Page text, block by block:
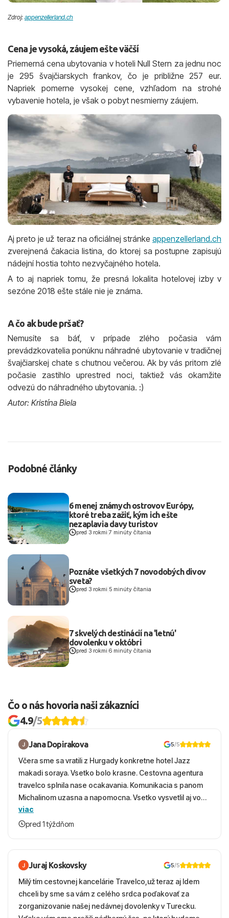
Zdroj: appenzellerland.ch
Cena je vysoká, záujem ešte väčší
Priemerná cena ubytovania v hoteli Null Stern za jednu noc
je 295 švajčiarskych frankov, čo je približne 257 eur.
Napriek pomerne vysokej cene, vzhľadom na strohé
vybavenie hotela, je však o pobyt nesmierny záujem.
Aj preto je už teraz na oficiálnej stránke appenzellerland.ch
zverejnená čakacia listina, do ktorej sa postupne zapisujú
nádejní hostia tohto nezvyčajného hotela.
A to aj napriek tomu, že presná lokalita hotelovej izby v
sezóne 2018 ešte stále nie je známa.
A čo ak bude pršať?
Nemusíte sa báť, v prípade zlého počasia vám
prevádzkovatelia ponúknu náhradné ubytovanie v tradičnej
švajčiarskej chate s chutnou večerou. Ak by vás pritom zlé
počasie zastihlo uprestred noci, taktiež vás okamžite
odvezú do náhradného ubytovania. :)
Autor: Kristína Biela
Podobné články
6 menej známych ostrovov Európy,
ktoré treba zažiť, kým ich ešte
nezaplavia davy turistov
pred 3 rokmi |7 minúty čítania
Poznáte všetkých 7 novodobých divov
sveta?
pred 3 rokmi 5 minúty čítania
7 skvelých destinácií na 'letnú'
dovolenku v októbri
pred 3 rokmi 6 minúty čítania
Čo o nás hovoria naši zákazníci
4.9/5
Jana Dopirakova 5/5
Včera sme sa vratili z Hurgady konkretne hotel Jazz
makadi soraya. Vsetko bolo krasne. Cestovna agentura
travelco splnila nase ocakavania. Komunikacia s panom
Michalinom uzasna a napomocna. Vsetko vysvetlil aj vo
vecernych hodinach zaco sa ospravedlnujem. Hotel
krasny, cisty. Sluzby top. Strava, prostredie, more,
viac
pred 1 týždňom
Juraj Koskovsky 5/5
Milý tím cestovnej kancelárie Travelco,už teraz aj Idem
chceli by sme sa vám z celého srdca poďakovať za
zorganizovanie našej nedávnej dovolenky v Turecku.